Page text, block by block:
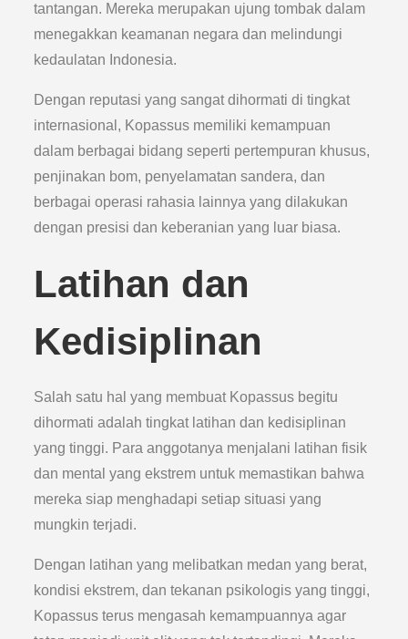
tantangan. Mereka merupakan ujung tombak dalam
menegakkan keamanan negara dan melindungi
kedaulatan Indonesia.
Dengan reputasi yang sangat dihormati di tingkat
internasional, Kopassus memiliki kemampuan
dalam berbagai bidang seperti pertempuran khusus,
penjinakan bom, penyelamatan sandera, dan
berbagai operasi rahasia lainnya yang dilakukan
dengan presisi dan keberanian yang luar biasa.
Latihan dan
Kedisiplinan
Salah satu hal yang membuat Kopassus begitu
dihormati adalah tingkat latihan dan kedisiplinan
yang tinggi. Para anggotanya menjalani latihan fisik
dan mental yang ekstrem untuk memastikan bahwa
mereka siap menghadapi setiap situasi yang
mungkin terjadi.
Dengan latihan yang melibatkan medan yang berat,
kondisi ekstrem, dan tekanan psikologis yang tinggi,
Kopassus terus mengasah kemampuannya agar